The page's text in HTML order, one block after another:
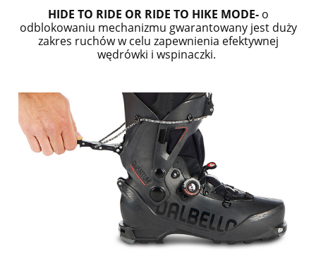
HIDE TO RIDE OR RIDE TO HIKE MODE- o
odblokowaniu mechanizmu gwarantowany jest duży
zakres ruchów w celu zapewnienia efektywnej
wędrówki i wspinaczki.